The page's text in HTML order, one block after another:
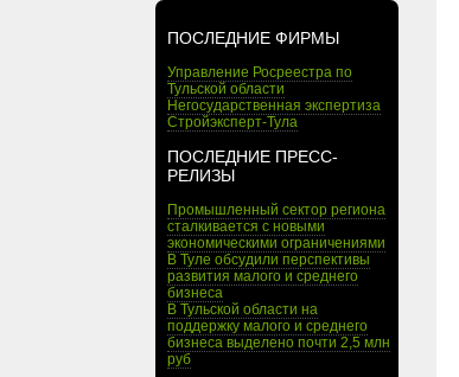
ПОСЛЕДНИЕ ФИРМЫ
Управление Росреестра по
Тульской области
Негосударственная экспертиза
Стройэксперт-Тула
ПОСЛЕДНИЕ ПРЕСС-
РЕЛИЗЫ
Промышленный сектор региона
сталкивается с новыми
экономическими ограничениями
В Туле обсудили перспективы
развития малого и среднего
бизнеса
В Тульской области на
поддержку малого и среднего
бизнеса выделено почти 2,5 млн
руб